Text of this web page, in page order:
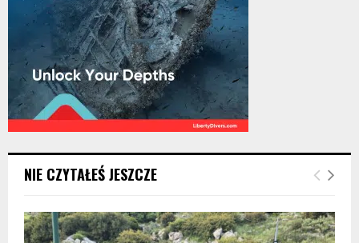
NIE CZYTAŁEŚ JESZCZE